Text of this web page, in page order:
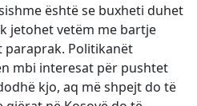
është se buxheti duhet
jetohet vetëm me bartje
paraprak. Politikanët
mbi interesat për pushtet
kjo, aq më shpejt do të